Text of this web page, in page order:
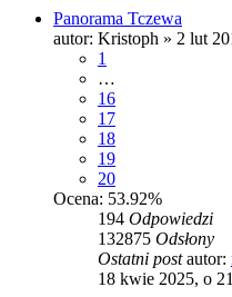
Panorama Tczewa
autor: Kristoph » 2 lut
1
…
16
17
18
19
20
Ocena: 53.92%
194 Odpowiedzi
132875 Odsłony
Ostatni postautor:
18 kwie 2025, o